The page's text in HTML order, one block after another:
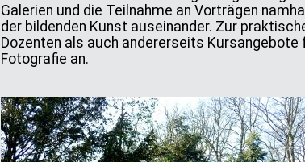
Galerien und die Teilnahme an Vorträgen
der bildenden Kunst auseinander. Zur
Dozenten als auch andererseits
Fotografie an.